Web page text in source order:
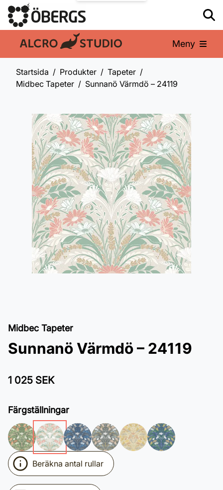
En del av: Meny
Startsida Produkter
Tapeter
Midbec Tapeter
Sunnanö Värmdö – 24119
Midbec Tapeter
Sunnanö Värmdö – 24119
1 025 SEK
Färgställningar
Beräkna antal rullar